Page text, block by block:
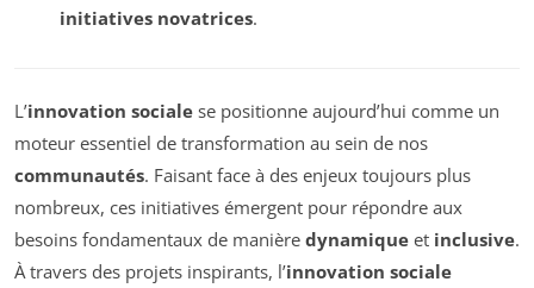
initiatives novatrices.
L’innovation sociale se positionne aujourd’hui comme un
moteur essentiel de transformation au sein de nos
communautés. Faisant face à des enjeux toujours plus
nombreux, ces initiatives émergent pour répondre aux
besoins fondamentaux de manière dynamique et inclusive.
À travers des projets inspirants, l’innovation sociale